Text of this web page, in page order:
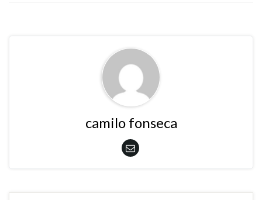
camilo fonseca